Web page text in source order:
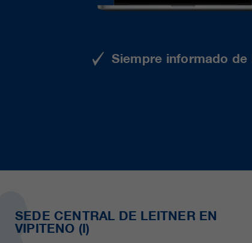
Siempre informado
SEDE CENTRAL DE LEITNER EN
VIPITENO (I)